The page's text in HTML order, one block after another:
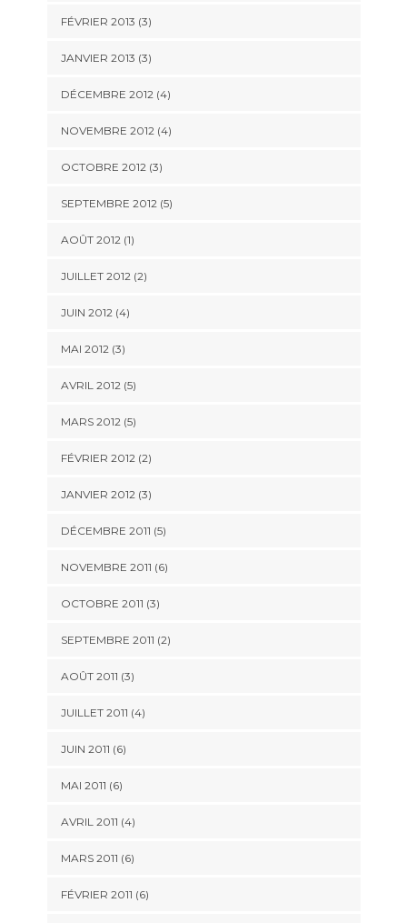
FÉVRIER 2013 (3)
JANVIER 2013 (3)
DÉCEMBRE 2012(4)
NOVEMBRE 2012(4)
OCTOBRE 2012(3)
SEPTEMBRE 2012(5)
AOÛT 2012(1)
JUILLET 2012(2)
JUIN 2012(4)
MAI 2012(3)
AVRIL 2012(5)
MARS 2012(5)
FÉVRIER 2012(2)
JANVIER 2012(3)
DÉCEMBRE 2011 (5)
NOVEMBRE 2011 (6)
OCTOBRE 2011 (3)
SEPTEMBRE 2011 (2)
AOÛT 2011 (3)
JUILLET 2011 (4)
JUIN 2011 (6)
MAI 2011 (6)
AVRIL 2011 (4)
MARS 2011 (6)
FÉVRIER 2011 (6)